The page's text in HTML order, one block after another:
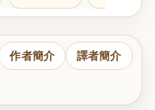
作者簡介 譯者簡介